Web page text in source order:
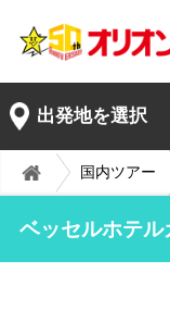
出発地を選択
国内ツアー
ベッセルホテ